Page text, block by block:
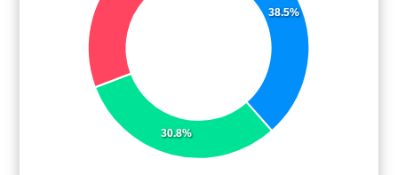
38.5%
30.8%